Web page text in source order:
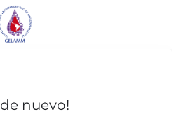
nuevo!